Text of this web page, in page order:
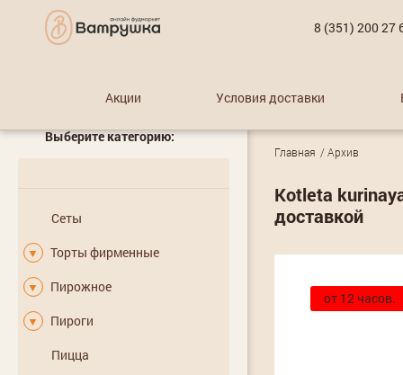
8 (351) 200 27
Акции Условия доставки
Выберите категорию:
Сеты
▼ Торты фирменные
▼ Пирожное
▼
Пироги
Пицца
Главная Архив
Kotleta
доставкой
от 12 часов.